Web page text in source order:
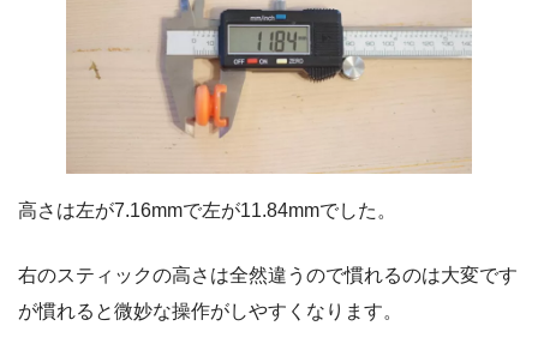
高さは左が7.16mmで左が11.84mmでした。
右のスティックの高さは全然違うので慣れるのは大変です
が慣れると微妙な操作がしやすくなります。